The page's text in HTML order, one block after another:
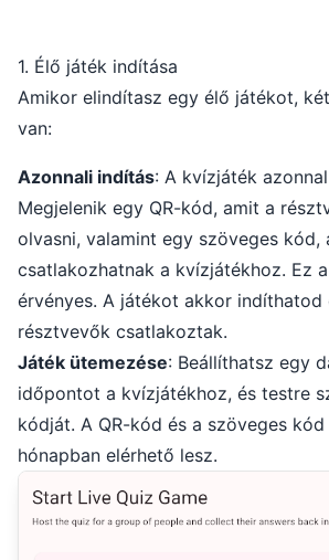
1. Élő játék indítása
Amikor elindítasz egy élő játékot,
van:
Azonnali indítás: A kvízjáték
Megjelenik egy QR-kód, amit a
olvasni, valamint egy szöveges kód,
csatlakozhatnak a kvízjátékhoz. Ez
érvényes. A játékot akkor indíthatod
résztvevők csatlakoztak.
Játék ütemezése: Beállíthatsz egy
időpontot a kvízjátékhoz, és testre
kódját. A QR-kód és a szöveges
hónapban elérhető lesz.